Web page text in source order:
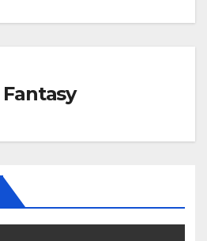
Fantasy